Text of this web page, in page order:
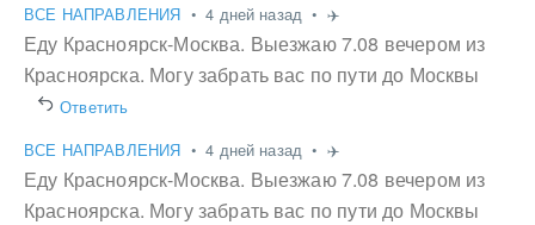
ВСЕ НАПРАВЛЕНИЯ • 4 дней назад • ✈️
Еду Красноярск-Москва. Выезжаю 7.08 вечером из
Красноярска. Могу забрать вас по пути до Москвы
Ответить
ВСЕ НАПРАВЛЕНИЯ • 4 дней назад • ✈️
Еду Красноярск-Москва. Выезжаю 7.08 вечером из
Красноярска. Могу забрать вас по пути до Москвы